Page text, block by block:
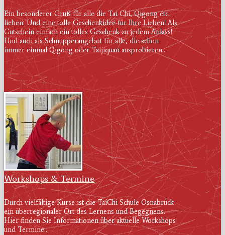
Ein besonderer Gruß für alle die Tai Chi, Qigong etc.
lieben. Und eine tolle Geschenkidee für Ihre Lieben! Als
Gutschein einfach ein tolles Geschenk zu jedem Anlass!
Und auch als Schnupperangebot für alle, die schon
immer einmal Qigong oder Taijiquan ausprobieren...
Workshops & Termine
Durch vielfältige Kurse ist die TaiChi Schule Osnabrück
ein überregionaler Ort des Lernens und Begegnens.
Hier finden Sie Informationen über aktuelle Workshops
und Termine...